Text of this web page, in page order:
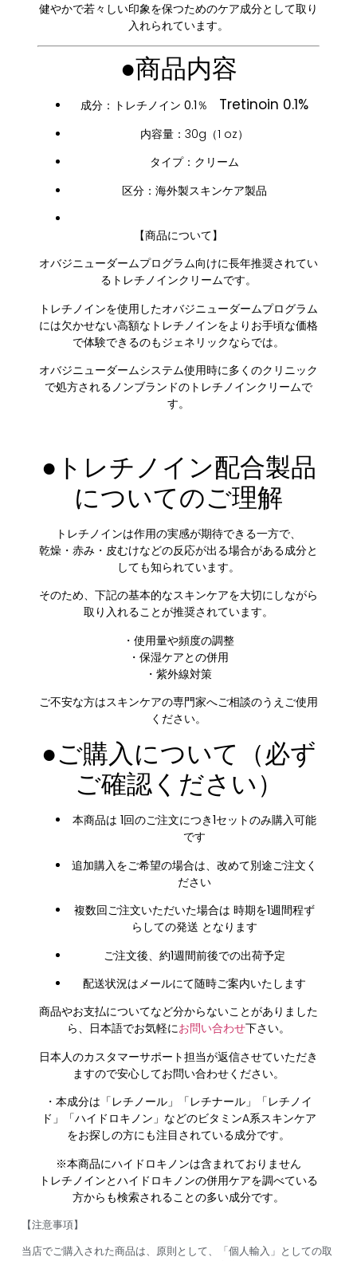
健やかで若々しい印象を保つためのケア成分として取り
入れられています。
●商品内容
成分： トレチノイン 0.1％ Tretinoin 0.1%
内容量：30g（1 oz）
タイプ：クリーム
区分：海外製スキンケア製品
【商品について】
オバジニューダームプログラム向けに長年推奨されてい
るトレチノインクリームです。
トレチノインを使用したオバジニューダームプログラム
には欠かせない高額なトレチノインをよりお手頃な価格
で体験できるのもジェネリックならでは。
オバジニューダームシステム使用時に多くのクリニック
で処方されるノンブランドのトレチノインクリームで
す。
●トレチノイン配合製品
についてのご理解
トレチノインは作用の実感が期待できる一方で、
乾燥・赤み・皮むけなどの反応が出る場合がある成分と
しても知られています。
そのため、下記の基本的なスキンケアを大切にしながら
取り入れることが推奨されています。
・使用量や頻度の調整
・保湿ケアとの併用
・紫外線対策
ご不安な方はスキンケアの専門家へご相談のうえご使用
ください。
●ご購入について（必ず
ご確認ください）
本商品は 1回のご注文につき1セットのみ購入可能
です
追加購入をご希望の場合は、改めて別途ご注文く
ださい
複数回ご注文いただいた場合は 時期を1週間程ず
らしての発送 となります
ご注文後、 約1週間前後での出荷予定
配送状況はメールにて随時ご案内いたします
商品やお支払についてなど分からないことがありました
ら、日本語でお気軽にお問い合わせ下さい。
日本人のカスタマーサポート担当が返信させていただき
ますので安心してお問い合わせください。
・本成分は「レチノール」「レチナール」「レチノイ
ド」「ハイドロキノン」などのビタミンA系スキンケア
をお探しの方にも注目されている成分です。
※本商品にハイドロキノンは含まれておりません
トレチノインとハイドロキノンの併用ケアを調べている
方からも検索されることの多い成分です。
【注意事項】
当店でご購入された商品は、原則として、「個人輸入」としての取